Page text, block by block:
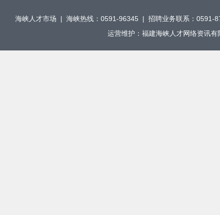
海峡人才市场 | 海峡热线：0591-96345 | 招聘业务联系：
运营维护：福建海峡人才网络资讯